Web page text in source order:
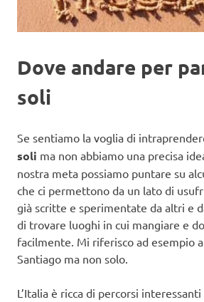
Dove andare per
soli
Se sentiamo la voglia di
soli ma non abbiamo una precisa
nostra meta possiamo puntare su
che ci permettono da un lato di
già scritte e sperimentate da altri e
di trovare luoghi in cui mangiare e
facilmente. Mi riferisco ad esempio
Santiago ma non solo.
L’Italia è ricca di percorsi